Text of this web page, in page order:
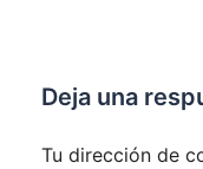
Deja una
Tu dirección de